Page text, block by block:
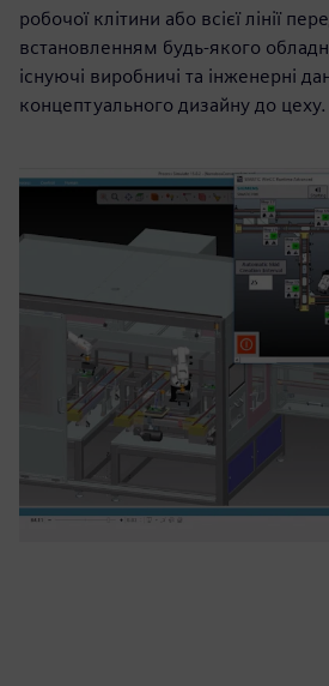
робочої клітини або всієї лінії
встановленням будь-якого
існуючі виробничі та інженерні
концептуального дизайну до цеху.